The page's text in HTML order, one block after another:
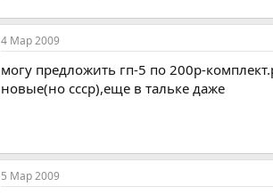
4 Мар 2009
могу предложить гп-5 по 200р-
новые(но ссср),еще в тальке даже
5 Мар 2009